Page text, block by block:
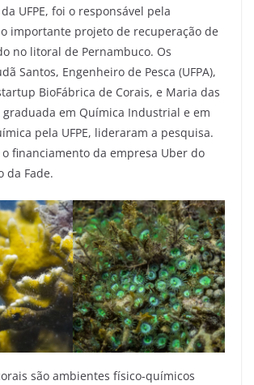
UFPE, foi o responsável pela
importante projeto de recuperação de
no litoral de Pernambuco. Os
Santos, Engenheiro de Pesca (UFPA),
BioFábrica de Corais, e Maria das
graduada em Química Industrial e em
pela UFPE, lideraram a pesquisa.
o financiamento da empresa Uber do
da Fade.
são ambientes físico-químicos